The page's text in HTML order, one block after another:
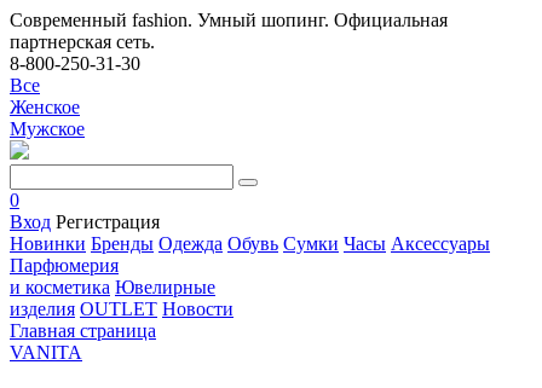
Современный fashion. Умный шопинг. Официальная
партнерская сеть.
8-800-250-31-30
Все
Женское
Мужское
0
Вход Регистрация
Новинки Бренды Одежда Обувь Сумки Часы Аксессуары
Парфюмерия
и косметика Ювелирные
изделия OUTLET Новости
Главная страница
VANITA